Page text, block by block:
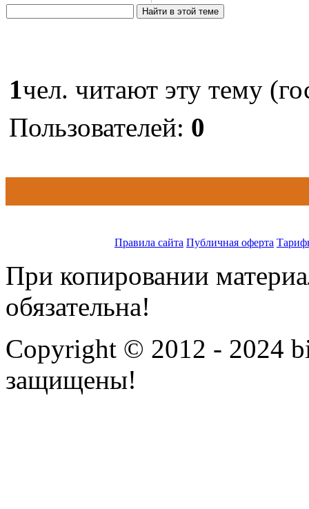
1чел. читают эту тему
Пользователей: 0
Правила сайта Публичная оферта
При копировании
обязательна!
Copyright © 2012 - 2024
защищены!